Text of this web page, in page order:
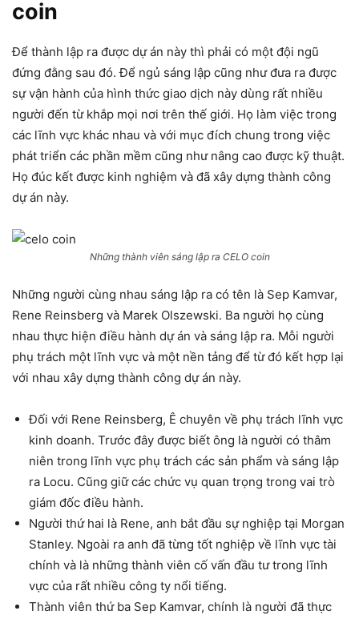
coin
Để thành lập ra được dự án này thì phải có một đội ngũ
đứng đằng sau đó. Để ngủ sáng lập cũng như đưa ra được
sự vận hành của hình thức giao dịch này dùng rất nhiều
người đến từ khắp mọi nơi trên thế giới. Họ làm việc trong
các lĩnh vực khác nhau và với mục đích chung trong việc
phát triển các phần mềm cũng như nâng cao được kỹ thuật.
Họ đúc kết được kinh nghiệm và đã xây dựng thành công
dự án này.
Những thành viên sáng lập ra CELO coin
Những người cùng nhau sáng lập ra có tên là Sep Kamvar,
Rene Reinsberg và Marek Olszewski. Ba người họ cùng
nhau thực hiện điều hành dự án và sáng lập ra. Mỗi người
phụ trách một lĩnh vực và một nền tảng để từ đó kết hợp lại
với nhau xây dựng thành công dự án này.
Đối với Rene Reinsberg, Ê chuyên về phụ trách lĩnh vực
kinh doanh. Trước đây được biết ông là người có thâm
niên trong lĩnh vực phụ trách các sản phẩm và sáng lập
ra Locu. Cũng giữ các chức vụ quan trọng trong vai trò
giám đốc điều hành.
Người thứ hai là Rene, anh bắt đầu sự nghiệp tại Morgan
Stanley. Ngoài ra anh đã từng tốt nghiệp về lĩnh vực tài
chính và là những thành viên cố vấn đầu tư trong lĩnh
vực của rất nhiều công ty nổi tiếng.
Thành viên thứ ba Sep Kamvar, chính là người đã thực